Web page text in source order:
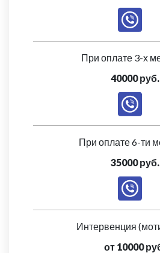
При оплате 3-х
40000 руб.
При оплате 6-ти
35000 руб.
Интервенция
от 10000